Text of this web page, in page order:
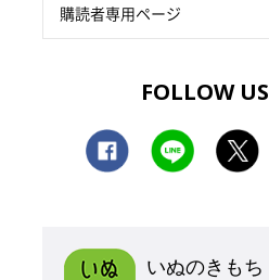
購読者専用ページ
FOLLOW US
いぬのきもち